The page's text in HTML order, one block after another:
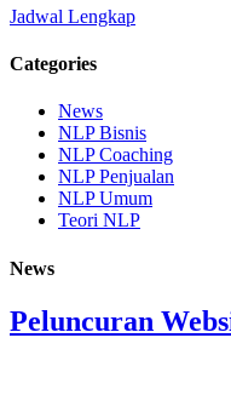
Jadwal Lengkap
Categories
News
NLP Bisnis
NLP Coaching
NLP Penjualan
NLP Umum
Teori NLP
News
Peluncuran